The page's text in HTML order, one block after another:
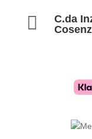

C.da